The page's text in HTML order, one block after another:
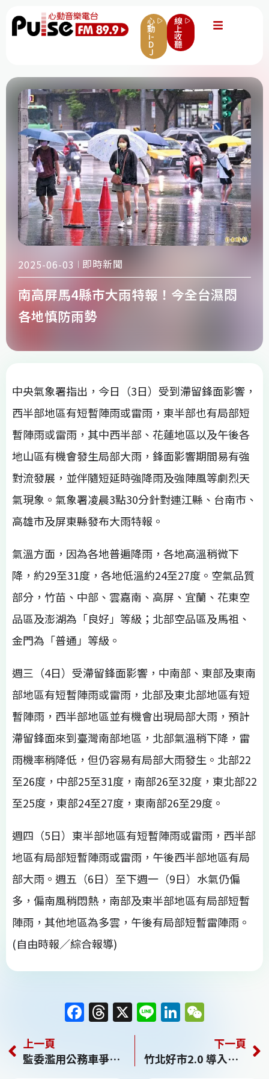
心
動
i-
D
J
線
上
收
聽
2025-06-03 即時新聞
南高屏馬4縣市大雨特報！今全台濕悶
各地慎防雨勢
中央氣象署指出，今日（3日）受到滯留鋒面影響，
西半部地區有短暫陣雨或雷雨，東半部也有局部短
暫陣雨或雷雨，其中西半部、花蓮地區以及午後各
地山區有機會發生局部大雨，鋒面影響期間易有強
對流發展，並伴隨短延時強降雨及強陣風等劇烈天
氣現象。氣象署凌晨3點30分針對連江縣、台南市、
高雄市及屏東縣發布大雨特報。
氣溫方面，因為各地普遍降雨，各地高溫稍微下
降，約29至31度，各地低溫約24至27度。空氣品質
部分，竹苗、中部、雲嘉南、高屏、宜蘭、花東空
品區及澎湖為「良好」等級；北部空品區及馬祖、
金門為「普通」等級。
週三（4日）受滯留鋒面影響，中南部、東部及東南
部地區有短暫陣雨或雷雨，北部及東北部地區有短
暫陣雨，西半部地區並有機會出現局部大雨，預計
滯留鋒面來到臺灣南部地區，北部氣溫稍下降，雷
雨機率稍降低，但仍容易有局部大雨發生。北部22
至26度，中部25至31度，南部26至32度，東北部22
至25度，東部24至27度，東南部26至29度。
週四（5日）東半部地區有短暫陣雨或雷雨，西半部
地區有局部短暫陣雨或雷雨，午後西半部地區有局
部大雨。週五（6日）至下週一（9日）水氣仍偏
多，偏南風稍悶熱，南部及東半部地區有局部短暫
陣雨，其他地區為多雲，午後有局部短暫雷陣雨。
(自由時報／綜合報導)
F
c
e
T
re
X Li
e
Li
k
e
e
C
h
上一頁
監委濫用公務車爭議 李鴻鈞道歉 北檢分案
下一頁
竹北好市2.0 導入陳列、視覺、故事元素再推出集點送好禮